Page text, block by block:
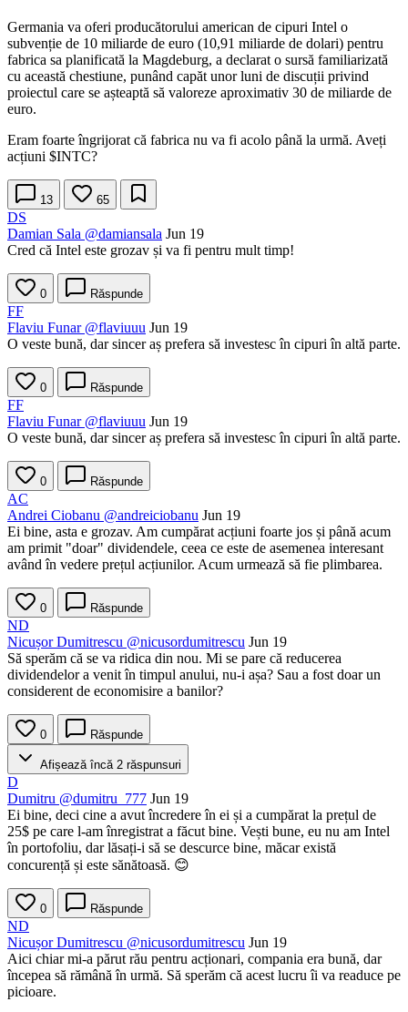
Germania va oferi producătorului american de cipuri Intel o
subvenție de 10 miliarde de euro (10,91 miliarde de dolari) pentru
fabrica sa planificată la Magdeburg, a declarat o sursă familiarizată
cu această chestiune, punând capăt unor luni de discuții privind
proiectul care se așteaptă să valoreze aproximativ 30 de miliarde de
euro.
Eram foarte îngrijorat că fabrica nu va fi acolo până la urmă. Aveți
acțiuni $INTC?
13 65
DS
Damian Sala @damiansala Jun 19
Cred că Intel este grozav și va fi pentru mult timp!
0 Răspunde
FF
Flaviu Funar @flaviuuu Jun 19
O veste bună, dar sincer aș prefera să investesc în cipuri în altă parte.
0 Răspunde
FF
Flaviu Funar @flaviuuu Jun 19
O veste bună, dar sincer aș prefera să investesc în cipuri în altă parte.
0 Răspunde
AC
Andrei Ciobanu @andreiciobanu Jun 19
Ei bine, asta e grozav. Am cumpărat acțiuni foarte jos și până acum
am primit "doar" dividendele, ceea ce este de asemenea interesant
având în vedere prețul acțiunilor. Acum urmează să fie plimbarea.
0 Răspunde
ND
Nicușor Dumitrescu @nicusordumitrescu Jun 19
Să sperăm că se va ridica din nou. Mi se pare că reducerea
dividendelor a venit în timpul anului, nu-i așa? Sau a fost doar un
considerent de economisire a banilor?
0 Răspunde
Afișează încă 2 răspunsuri
D
Dumitru @dumitru_777 Jun 19
Ei bine, deci cine a avut încredere în ei și a cumpărat la prețul de
25$ pe care l-am înregistrat a făcut bine. Vești bune, eu nu am Intel
în portofoliu, dar lăsați-i să se descurce bine, măcar există
concurență și este sănătoasă. 😊
0 Răspunde
ND
Nicușor Dumitrescu @nicusordumitrescu Jun 19
Aici chiar mi-a părut rău pentru acționari, compania era bună, dar
începea să rămână în urmă. Să sperăm că acest lucru îi va readuce pe
picioare.